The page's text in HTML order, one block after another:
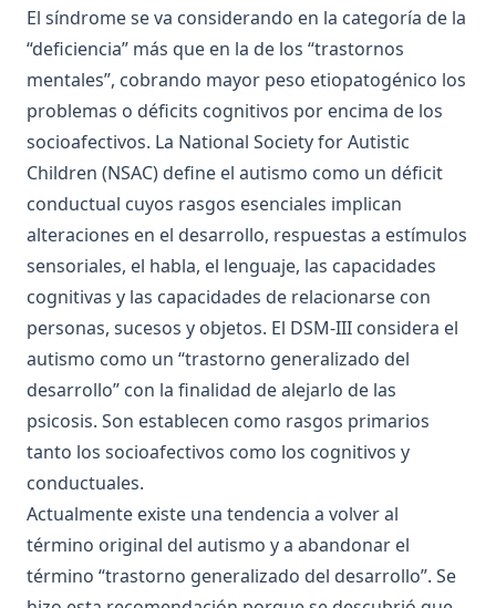
El síndrome se va considerando en la categoría de la
“deficiencia” más que en la de los “trastornos
mentales”, cobrando mayor peso etiopatogénico los
problemas o déficits cognitivos por encima de los
socioafectivos. La National Society for Autistic
Children (NSAC) define el autismo como un déficit
conductual cuyos rasgos esenciales implican
alteraciones en el desarrollo, respuestas a estímulos
sensoriales, el habla, el lenguaje, las capacidades
cognitivas y las capacidades de relacionarse con
personas, sucesos y objetos. El DSM-III considera el
autismo como un “trastorno generalizado del
desarrollo” con la finalidad de alejarlo de las
psicosis. Son establecen como rasgos primarios
tanto los socioafectivos como los cognitivos y
conductuales.
Actualmente existe una tendencia a volver al
término original del autismo y a abandonar el
término “trastorno generalizado del desarrollo”. Se